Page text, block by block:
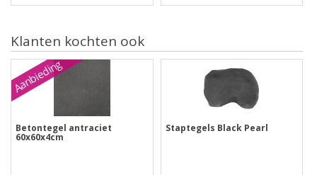
Klanten kochten ook
Aanbieding
Betontegel antraciet
60x60x4cm
Staptegels Black Pearl